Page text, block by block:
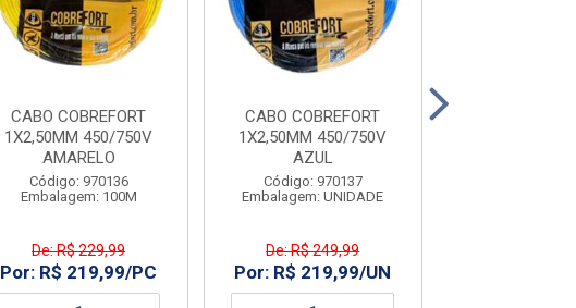
CABO COBREFORT
1X2,50MM 450/750V
AMARELO
Código: 970136
Embalagem: 100M
De: R$ 229,99
Por: R$ 219,99/PC
CABO COBREFORT
1X2,50MM 450/750V
AZUL
Código: 970137
Embalagem: UNIDADE
De: R$ 249,99
Por: R$ 219,99/UN